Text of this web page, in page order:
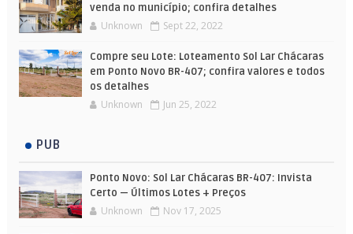
venda no município; confira detalhes
Unknown Sept 22, 2022
Compre seu Lote: Loteamento Sol Lar Chácaras
em Ponto Novo BR-407; confira valores e todos
os detalhes
Unknown Jun 25, 2022
PUB
Ponto Novo: Sol Lar Chácaras BR-407: Invista
Certo — Últimos Lotes + Preços
Unknown Nov 17, 2025